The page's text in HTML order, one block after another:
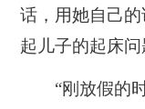
话，用她自己
起儿子的起床问
“刚放假的时